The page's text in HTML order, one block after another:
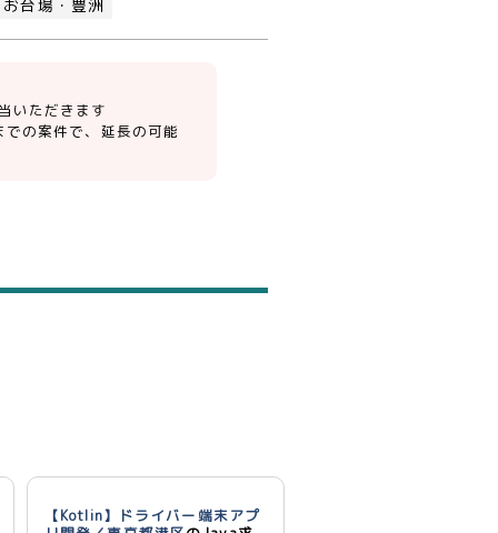
お台場・豊洲
いただきます
の案件で、延長の可能
【Kotlin】ドライバー端末アプ